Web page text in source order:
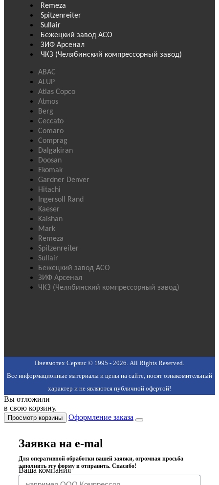
Remeza
Spitzenreiter
Sullair
Бежецкий завод АСО
ЗИФ Арсенал
ЧКЗ (Челябинский компрессорный завод)
ABAC
ALUP
Atlas Copco
Atmos
Berg
Ceccato
Comaro
Comprag
Dalgakiran
Doosan
Ekomak
Gardner Denver
Hitachi
Ingersoll Rand
Kaeser
Kaishan
Mark
Remeza
Spitzenreiter
Sullair
Бежецкий завод АСО
ЗИФ Арсенал
ЧКЗ (Челябинский компрессорный завод)
Пневмотех Сервис © 1995 - 2026. All Rights Reserved.
Все информационные материалы и цены на сайте, носят ознакомительный
характер и не являются публичной офертой!
Вы отложили
в свою корзину.
Просмотр корзины Оформление заказа
Заявка на e-mal
Для оперативной обработки вашей заявки, огромная просьба
заполнить эту форму и отправить. Спасибо!
Ваша компания